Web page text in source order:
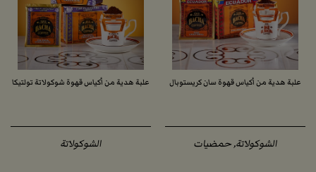
علبة هدية من أكياس قهوة سان كريستوبال
الشوكولاتة, حمضيات
علبة هدية من أكياس قهوة شوكولاتة تولتيكا
الشوكولاتة